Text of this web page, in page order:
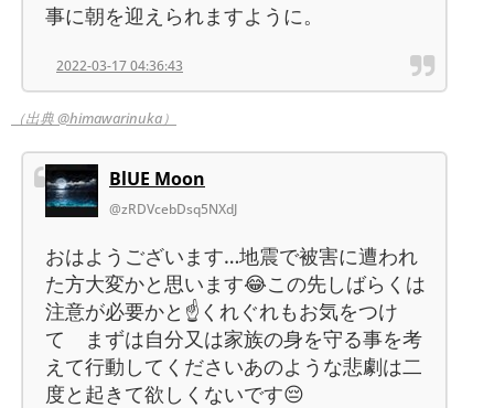
事に朝を迎えられますように。
2022-03-17 04:36:43
（出典 @himawarinuka）
BlUE Moon
@zRDVcebDsq5NXdJ
おはようございます…地震で被害に遭われ
た方大変かと思います😂この先しばらくは
注意が必要かと☝️くれぐれもお気をつけ
て まずは自分又は家族の身を守る事を考
えて行動してくださいあのような悲劇は二
度と起きて欲しくないです😔